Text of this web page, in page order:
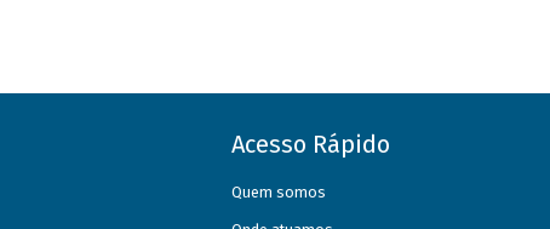
Acesso Rápido
Quem somos